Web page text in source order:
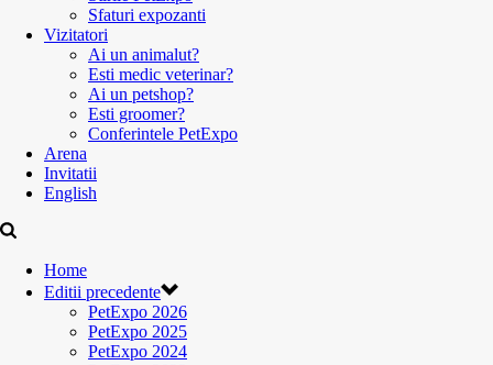
Sfaturi expozanti
Vizitatori
Ai un animalut?
Esti medic veterinar?
Ai un petshop?
Esti groomer?
Conferintele PetExpo
Arena
Invitatii
English
Home
Editii precedente
PetExpo 2026
PetExpo 2025
PetExpo 2024